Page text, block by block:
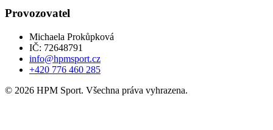
Provozovatel
Michaela Prokůpková
IČ: 72648791
info@hpmsport.cz
+420 776 460 285
© 2026 HPM Sport. Všechna práva vyhrazena.